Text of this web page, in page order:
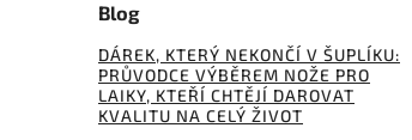
Blog
DÁREK, KTERÝ NEKONČÍ V ŠUPLÍKU:
PRŮVODCE VÝBĚREM NOŽE PRO
LAIKY, KTEŘÍ CHTĚJÍ DAROVAT
KVALITU NA CELÝ ŽIVOT